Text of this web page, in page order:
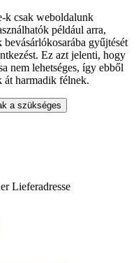
k csak weboldalunk
például arra,
gyűjtését
Ez azt jelenti, hogy
nem lehetséges, így ebből
át harmadik félnek.
a szükséges
Lieferadresse